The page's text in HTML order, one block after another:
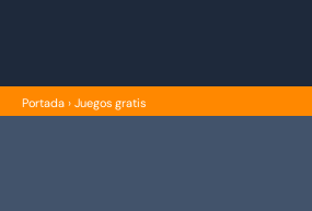
Portada › Juegos gratis